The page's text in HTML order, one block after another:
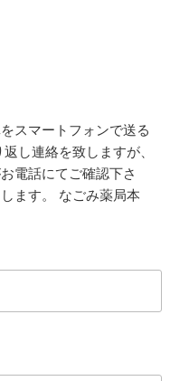
スマートフォンで送る
し連絡を致しますが、
電話にてご確認下さ
ます。 なごみ薬局本